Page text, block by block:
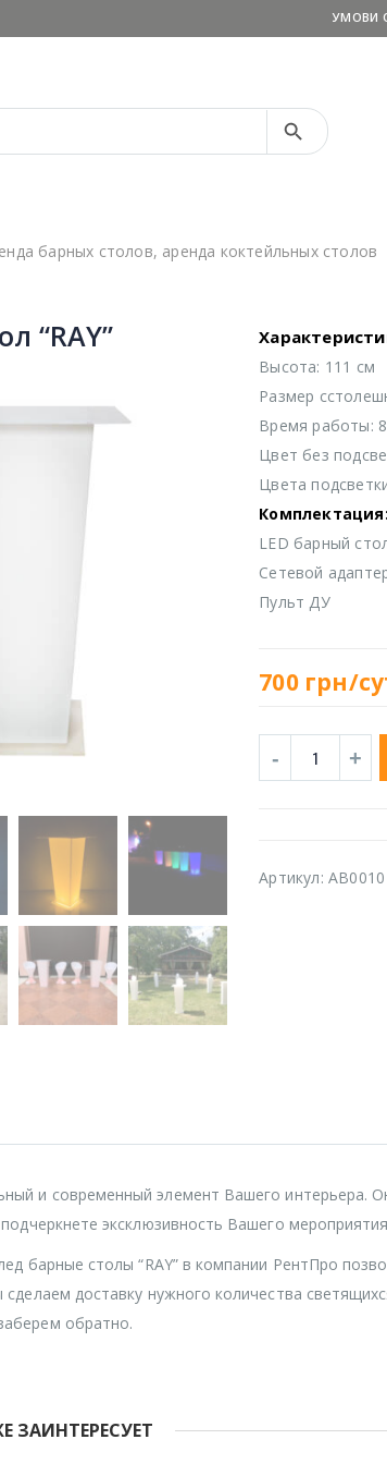
УМОВИ
Search Button
барных столов, аренда коктейльных столов
“RAY”
Высота: 111 см
Размер
Время работы:
Цвет без
Цвета
Комплектация:
LED барный
Сетевой
Пульт ДУ
700 грн/
Артикул:AB0010
и современный элемент Вашего интерьера.
эксклюзивность Вашего
барные столы “RAY” в компании РентПро
доставку нужного количества
обратно.
ЗАИНТЕРЕСУЕТ